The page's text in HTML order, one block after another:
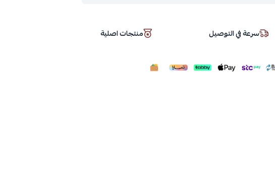
سرعة في التوصيل منتجات اصلية